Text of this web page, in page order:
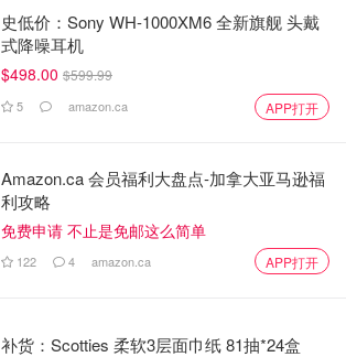
史低价：Sony WH-1000XM6 全新旗舰 头戴
式降噪耳机
$498.00 $599.99
5 amazon.ca APP打开
Amazon.ca 会员福利大盘点-加拿大亚马逊福
利攻略
免费申请 不止是免邮这么简单
122 4 amazon.ca APP打开
补货：Scotties 柔软3层面巾纸 81抽*24盒